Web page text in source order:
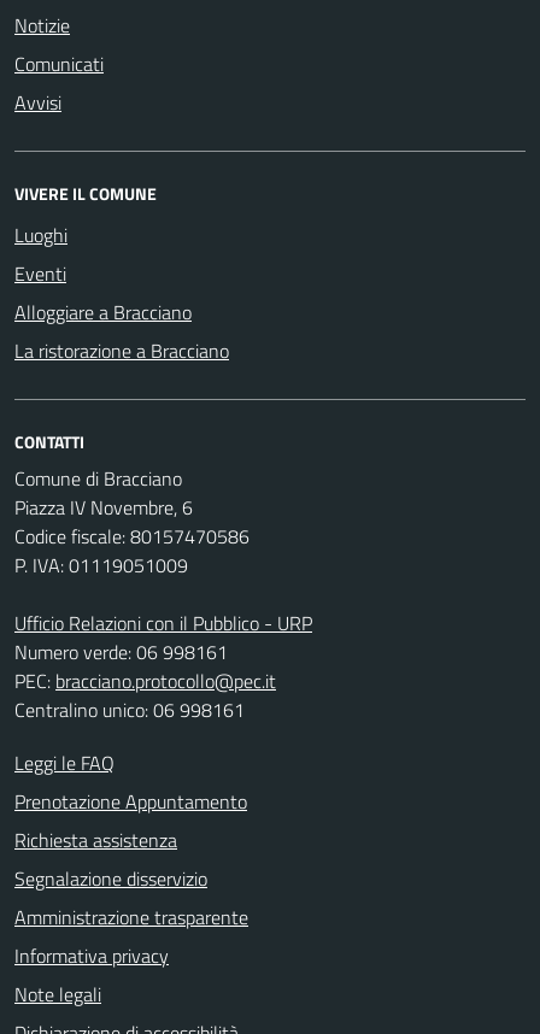
Notizie
Comunicati
Avvisi
VIVERE IL COMUNE
Luoghi
Eventi
Alloggiare a Bracciano
La ristorazione a Bracciano
CONTATTI
Comune di Bracciano
Piazza IV Novembre, 6
Codice fiscale: 80157470586
P. IVA: 01119051009
Ufficio Relazioni con il Pubblico - URP
Numero verde: 06 998161
PEC: bracciano.protocollo@pec.it
Centralino unico: 06 998161
Leggi le FAQ
Prenotazione Appuntamento
Richiesta assistenza
Segnalazione disservizio
Amministrazione trasparente
Informativa privacy
Note legali